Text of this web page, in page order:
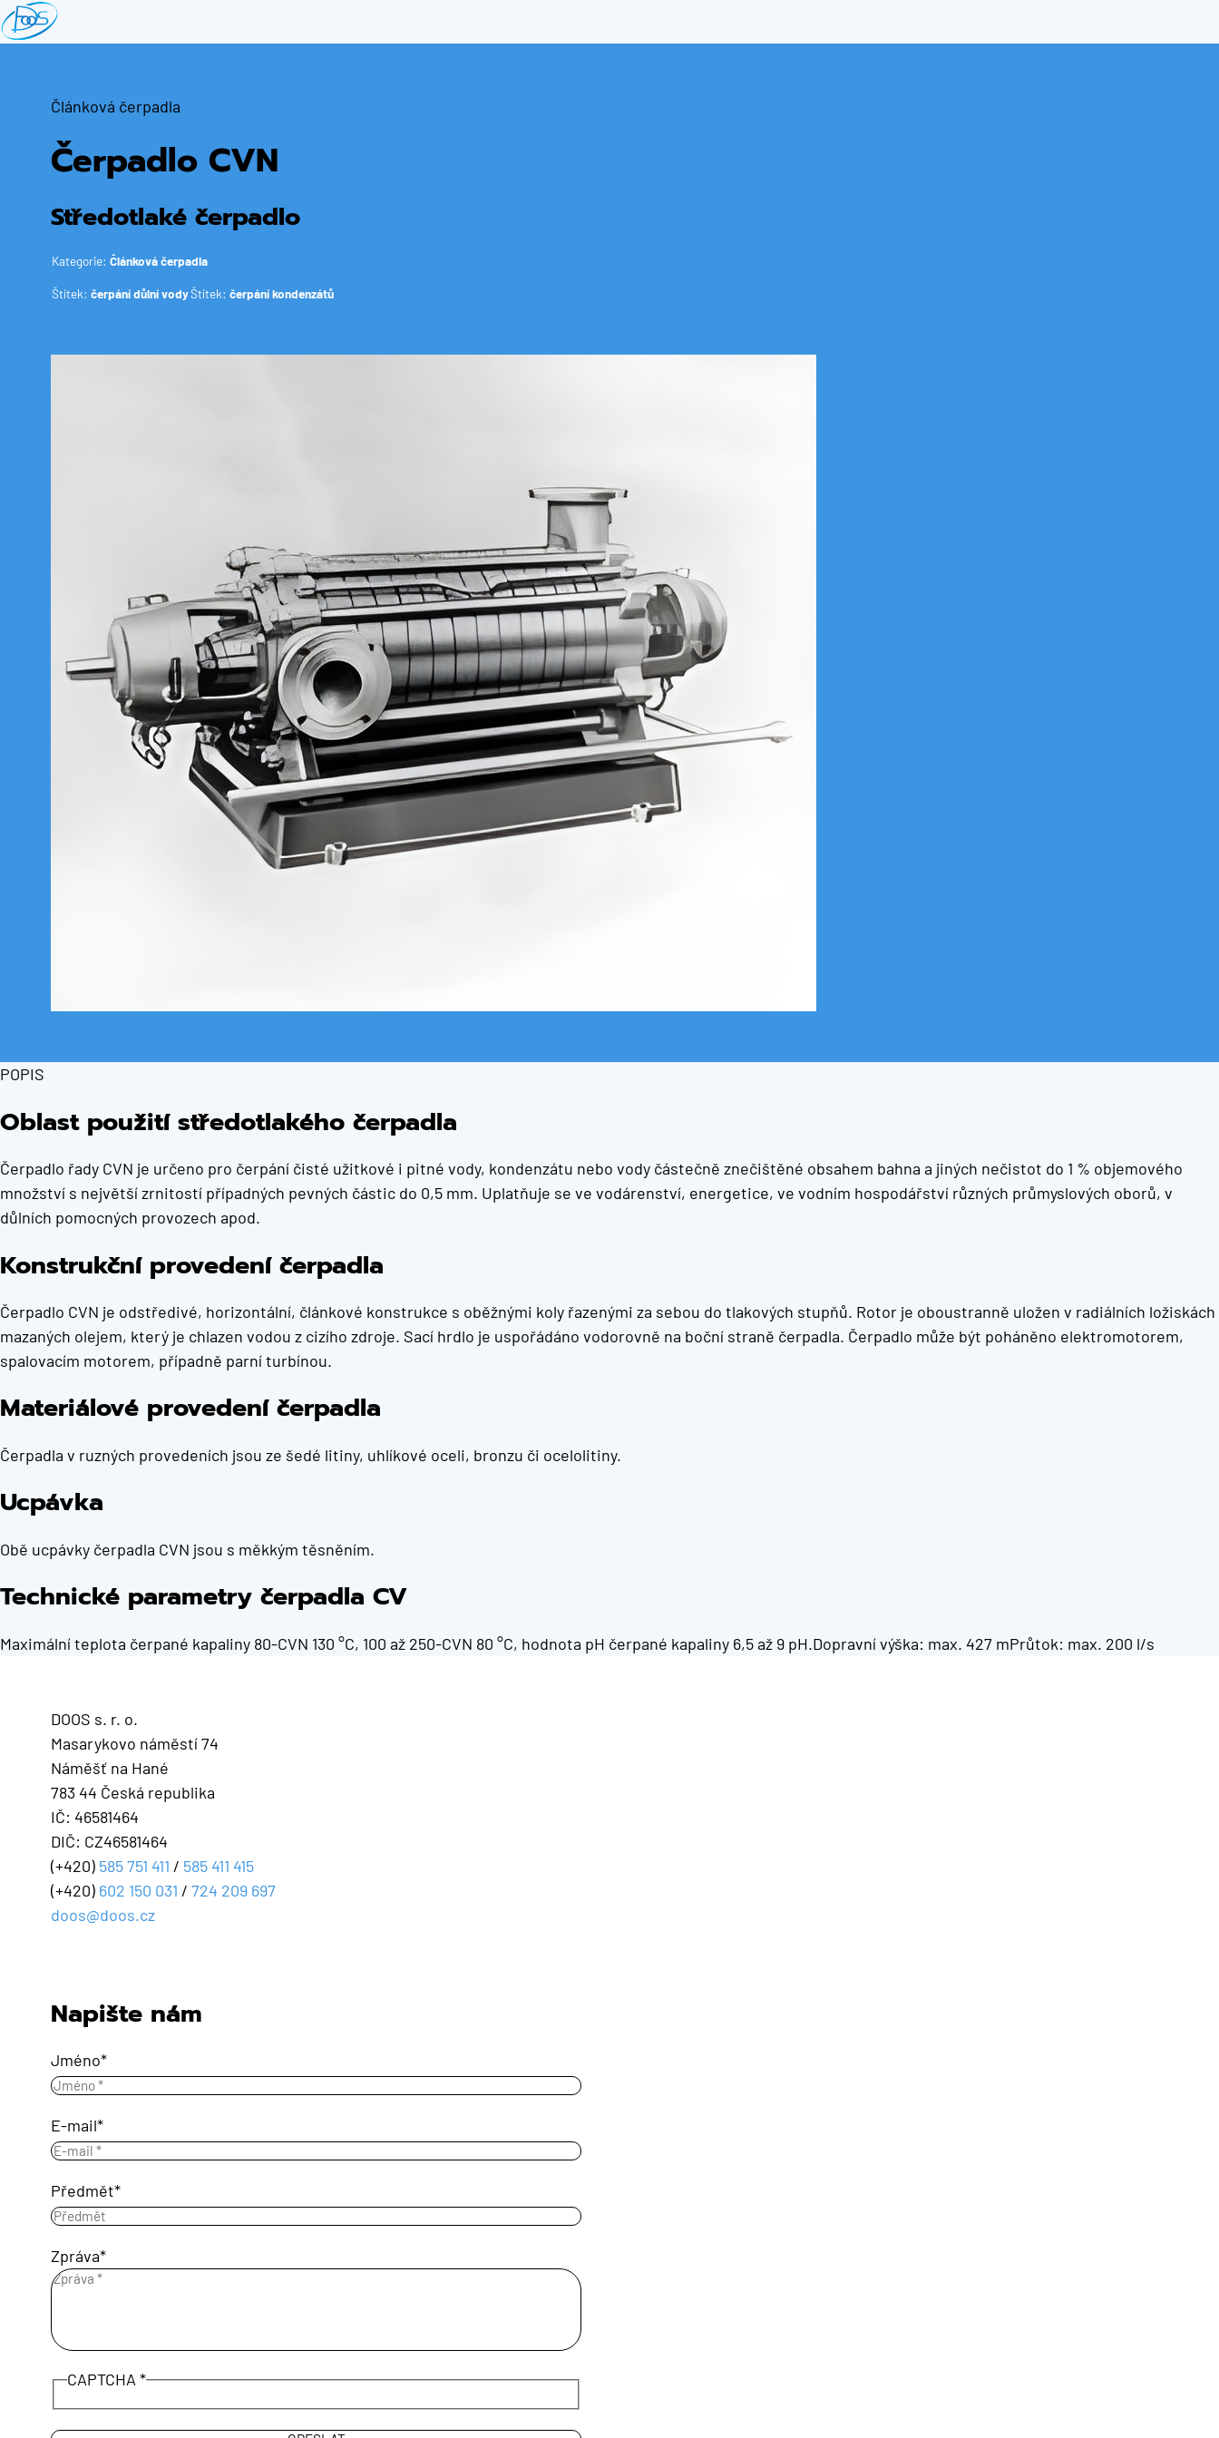
Přejít
k
Článková čerpadla
Čerpadlo CVN
Středotlaké čerpadlo
Kategorie:Článková čerpadla
Štítek:čerpání důlní vodyŠtítek:čerpání kondenzátů
POPIS
Oblast použití středotlakého čerpadla
Čerpadlo řady CVN je určeno pro čerpání čisté užitkové i pitné vody, kondenzátu nebo vody částečně znečištěné obsahem bahna a jiných nečistot do 1 % objemového
množství s největší zrnitostí případných pevných částic do 0,5 mm. Uplatňuje se ve vodárenství, energetice, ve vodním hospodářství různých průmyslových oborů, v
důlních pomocných provozech apod.
Konstrukční provedení čerpadla
Čerpadlo CVN je odstředivé, horizontální, článkové konstrukce s oběžnými koly řazenými za sebou do tlakových stupňů. Rotor je oboustranně uložen v radiálních ložiskách
mazaných olejem, který je chlazen vodou z cizího zdroje. Sací hrdlo je uspořádáno vodorovně na boční straně čerpadla. Čerpadlo může být poháněno elektromotorem,
spalovacím motorem, případně parní turbínou.
Materiálové provedení čerpadla
Čerpadla v ruzných provedeních jsou ze šedé litiny, uhlíkové oceli, bronzu či ocelolitiny.
Ucpávka
Obě ucpávky čerpadla CVN jsou s měkkým těsněním.
Technické parametry čerpadla CV
Maximální teplota čerpané kapaliny 80-CVN 130 °C, 100 až 250-CVN 80 °C, hodnota pH čerpané kapaliny 6,5 až 9 pH.Dopravní výška: max. 427 mPrůtok: max. 200 l/s
DOOS s. r. o.
Masarykovo náměstí 74
Náměšť na Hané
783 44 Česká republika
IČ: 46581464
DIČ: CZ46581464
(+420) 585 751 411 / 585 411 415
(+420) 602 150 031 /724 209 697
doos@doos.cz
Napište nám
Jméno
E-mail
Předmět
Zpráva
CAPTCHA